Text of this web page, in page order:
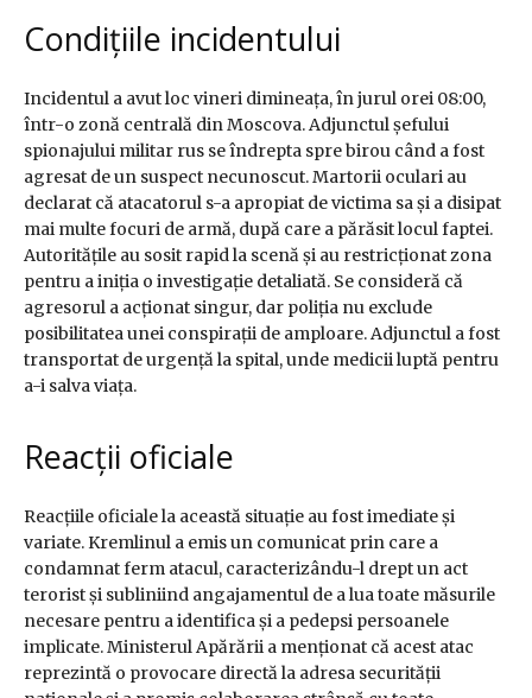
Condițiile incidentului
Incidentul a avut loc vineri dimineața, în jurul orei 08:00,
într-o zonă centrală din Moscova. Adjunctul șefului
spionajului militar rus se îndrepta spre birou când a fost
agresat de un suspect necunoscut. Martorii oculari au
declarat că atacatorul s-a apropiat de victima sa și a disipat
mai multe focuri de armă, după care a părăsit locul faptei.
Autoritățile au sosit rapid la scenă și au restricționat zona
pentru a iniția o investigație detaliată. Se consideră că
agresorul a acționat singur, dar poliția nu exclude
posibilitatea unei conspirații de amploare. Adjunctul a fost
transportat de urgență la spital, unde medicii luptă pentru
a-i salva viața.
Reacții oficiale
Reacțiile oficiale la această situație au fost imediate și
variate. Kremlinul a emis un comunicat prin care a
condamnat ferm atacul, caracterizându-l drept un act
terorist și subliniind angajamentul de a lua toate măsurile
necesare pentru a identifica și a pedepsi persoanele
implicate. Ministerul Apărării a menționat că acest atac
reprezintă o provocare directă la adresa securității